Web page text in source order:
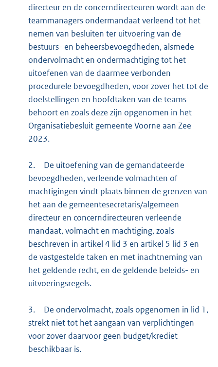
directeur en de concerndirecteuren wordt aan de
teammanagers ondermandaat verleend tot het
nemen van besluiten ter uitvoering van de
bestuurs- en beheersbevoegdheden, alsmede
ondervolmacht en ondermachtiging tot het
uitoefenen van de daarmee verbonden
procedurele bevoegdheden, voor zover het tot de
doelstellingen en hoofdtaken van de teams
behoort en zoals deze zijn opgenomen in het
Organisatiebesluit gemeente Voorne aan Zee
2023.
2.
De uitoefening van de gemandateerde
bevoegdheden, verleende volmachten of
machtigingen vindt plaats binnen de grenzen van
het aan de gemeentesecretaris/algemeen
directeur en concerndirecteuren verleende
mandaat, volmacht en machtiging, zoals
beschreven in artikel 4 lid 3 en artikel 5 lid 3 en
de vastgestelde taken en met inachtneming van
het geldende recht, en de geldende beleids- en
uitvoeringsregels.
3.
De ondervolmacht, zoals opgenomen in lid 1,
strekt niet tot het aangaan van verplichtingen
voor zover daarvoor geen budget/krediet
beschikbaar is.